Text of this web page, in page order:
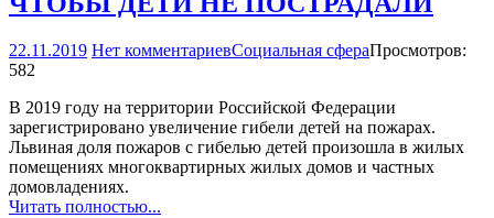
22.11.2019 Нет комментариевСоциальная сфераПросмотров:
582
В 2019 году на территории Российской Федерации
зарегистрировано увеличение гибели детей на пожарах.
Львиная доля пожаров с гибелью детей произошла в жилых
помещениях многоквартирных жилых домов и частных
домовладениях.
Читать полностью...